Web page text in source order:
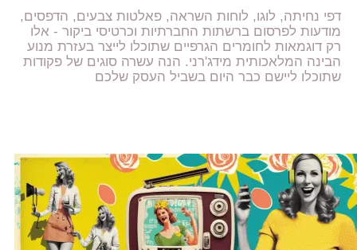
דפי נחיתה, לוגו, לוחות השראה, פאלטות צבעים, הדפסים,
מודעות לפרסום ברשתות החברתיות וכרטיסי ביקור - אלו
רק דוגמאות לחומרים הגרפיים שתוכלו לייצר בעזרת מנוע
הבינה המלאכותית מידג'רני. הנה עשרה סוגים של פקודות
שתוכלו ליישם כבר היום בשביל העסק שלכם